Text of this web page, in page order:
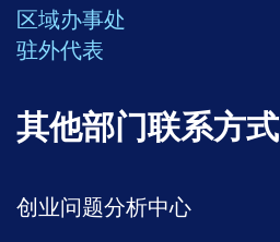
区域办事处
驻外代表
其他部门联系方式
创业问题分析中心